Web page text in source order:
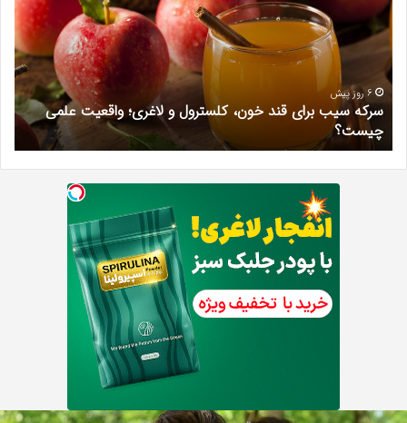
قند
خون،
کلسترول
و
لاغری؛
واقعیت
علمی
چیست؟
6 روز پیش
سرکه سیب برای قند خون، کلسترول و لاغری؛ واقعیت علمی
چیست؟
به
را
در
همه